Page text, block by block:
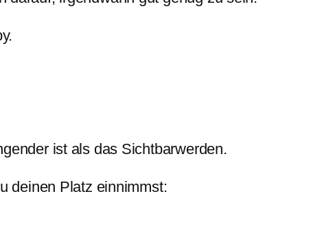
ist als das Sichtbarwerden.
deinen Platz einnimmst: